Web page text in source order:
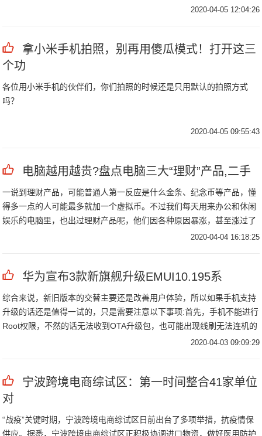
2020-04-05 12:04:26
拿小米手机拍照，别再用傻瓜模式！打开这三
个功
各位用小米手机的伙伴们，你们拍照的时候还是只用默认的拍照方式
吗？
2020-04-05 09:55:43
电脑越用越贵?盘点电脑三大“理财”产品,二手
一说到理财产品，可能普通人第一反应是什么金条、纪念币等产品，懂
得多一点的人可能最多就加一个虚拟币。不过我们每天用来办公和休闲
娱乐的电脑里，也出过理财产品呢，他们因各种原因暴涨，甚至涨过了
2020-04-04 16:18:25
华为宣布3款新旗舰升级EMUI10.195系
综合来说，新旧版本的交替主要还是改善用户体验，所以如果手机支持
升级的话还是值得一试的，只是需要注意以下事项:首先，手机不能进行
Root权限，不然的话无法收到OTA升级包，也可能出现线刷无法连机的
情况;其次，备份好重要资料，防止在升级过程之中出现丢失，最好是另
2020-04-03 09:09:29
宁波跨境电商综试区：第一时间整合41家单位
对
“战疫”关键时期，宁波跨境电商综试区日前出台了多项举措，抗疫情保
供应。据悉，宁波跨境电商综试区正积极协调进口物资，做好医用防护